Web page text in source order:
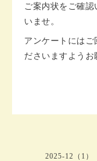
ご案内状をご確認
いませ。
アンケートにはご
ださいますようお
2025-12（1）